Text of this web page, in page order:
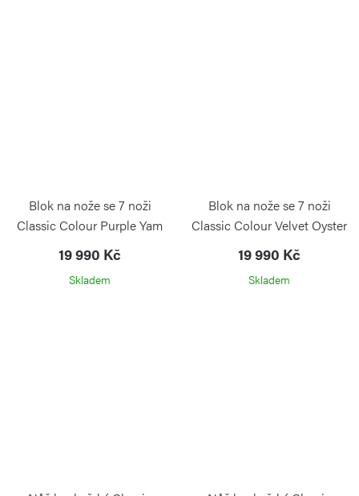
Blok na nože se 7 noži
Classic Colour Purple Yam
19 990 Kč
Skladem
Blok na nože se 7 noži
Classic Colour Velvet Oyster
19 990 Kč
Skladem